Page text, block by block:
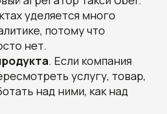
уделяется много
потому что
нет.
. Если компания
услугу, товар,
над ними, как над